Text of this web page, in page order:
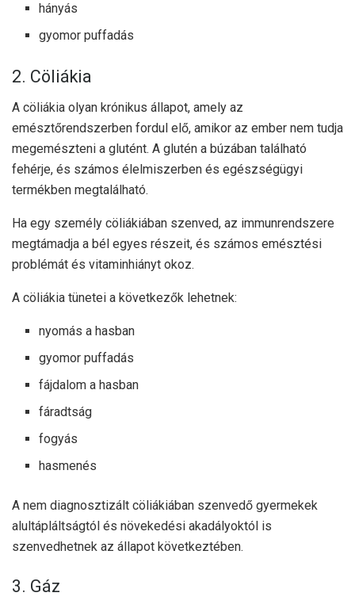
hányás
gyomor puffadás
2. Cöliákia
A cöliákia olyan krónikus állapot, amely az
emésztőrendszerben fordul elő, amikor az ember nem tudja
megemészteni a glutént. A glutén a búzában található
fehérje, és számos élelmiszerben és egészségügyi
termékben megtalálható.
Ha egy személy cöliákiában szenved, az immunrendszere
megtámadja a bél egyes részeit, és számos emésztési
problémát és vitaminhiányt okoz.
A cöliákia tünetei a következők lehetnek:
nyomás a hasban
gyomor puffadás
fájdalom a hasban
fáradtság
fogyás
hasmenés
A nem diagnosztizált cöliákiában szenvedő gyermekek
alultápláltságtól és növekedési akadályoktól is
szenvedhetnek az állapot következtében.
3. Gáz